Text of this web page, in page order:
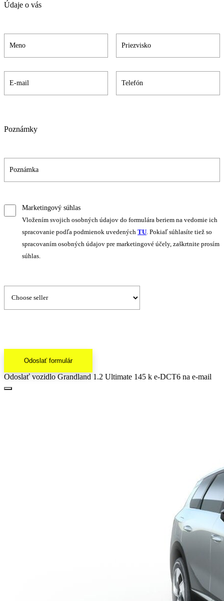
Údaje o vás
Poznámky
Marketingový súhlas
Vložením svojich osobných údajov do formulára beriem na vedomie ich
spracovanie podľa podmienok uvedených TU . Pokiaľ súhlasíte tiež so
spracovaním osobných údajov pre marketingové účely, zaškrtnite prosím
súhlas.
Odoslať formulár
Odoslať vozidlo Grandland 1.2 Ultimate 145 k e-DCT6 na e-mail